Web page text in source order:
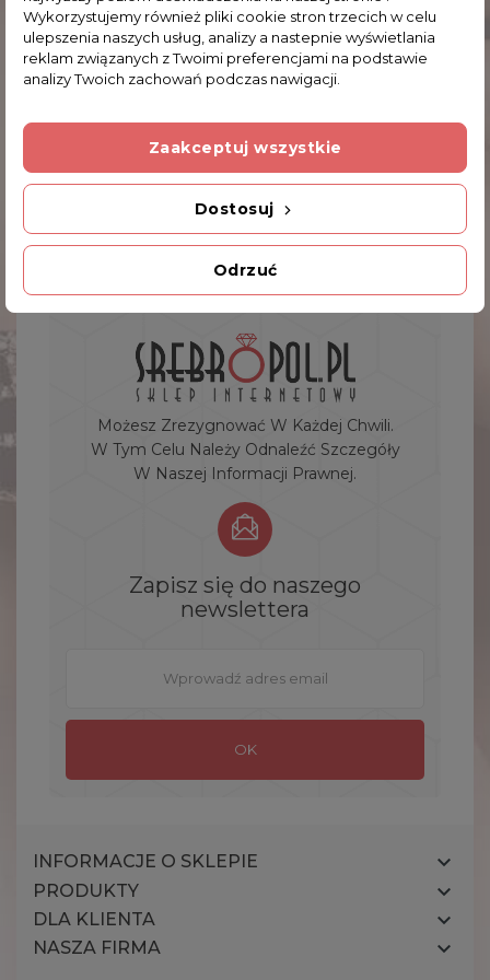
możliwość zamówienia szkatułki ze specjalną
grawerowaną blaszką, na której można zamówić
dowolny napis. Dzięki temu kasetka może być
cynowaną szkatułkę. Gwarancja jakości i niskich
cen, a to wszystko zamknięte w stylowej,
zdobionej szkatułce na biżuterię!
Możesz Zrezygnować W Każdej Chwili.
W Tym Celu Należy Odnaleźć Szczegóły
W Naszej Informacji Prawnej.
Zapisz się do naszego
newslettera
INFORMACJE O SKLEPIE 
PRODUKTY 
DLA KLIENTA 
NASZA FIRMA 
Wykorzystujemy również pliki cookie stron trzecich w celu
ulepszenia naszych usług, analizy a nastepnie wyświetlania
reklam związanych z Twoimi preferencjami na podstawie
analizy Twoich zachowań podczas nawigacji.
Odrzuć
Dostosuj
Zaakceptuj wszystkie